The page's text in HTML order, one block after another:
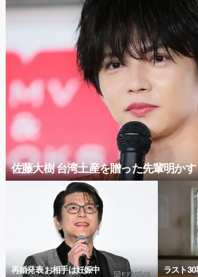
佐藤大樹 台湾土産を贈った先輩明かす
再婚発表 お相手は妊娠中 ラスト